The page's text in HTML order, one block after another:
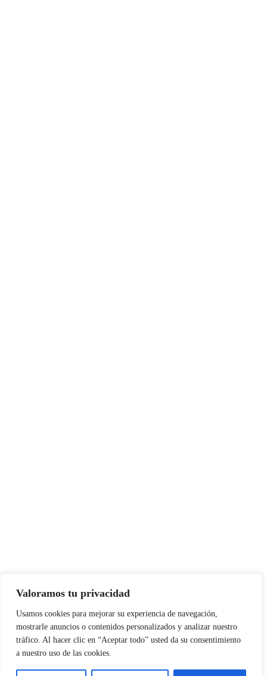
Valoramos tu privacidad
Usamos cookies para mejorar su experiencia de navegación,
mostrarle anuncios o contenidos personalizados y analizar nuestro
tráfico. Al hacer clic en “Aceptar todo” usted da su consentimiento
a nuestro uso de las cookies.